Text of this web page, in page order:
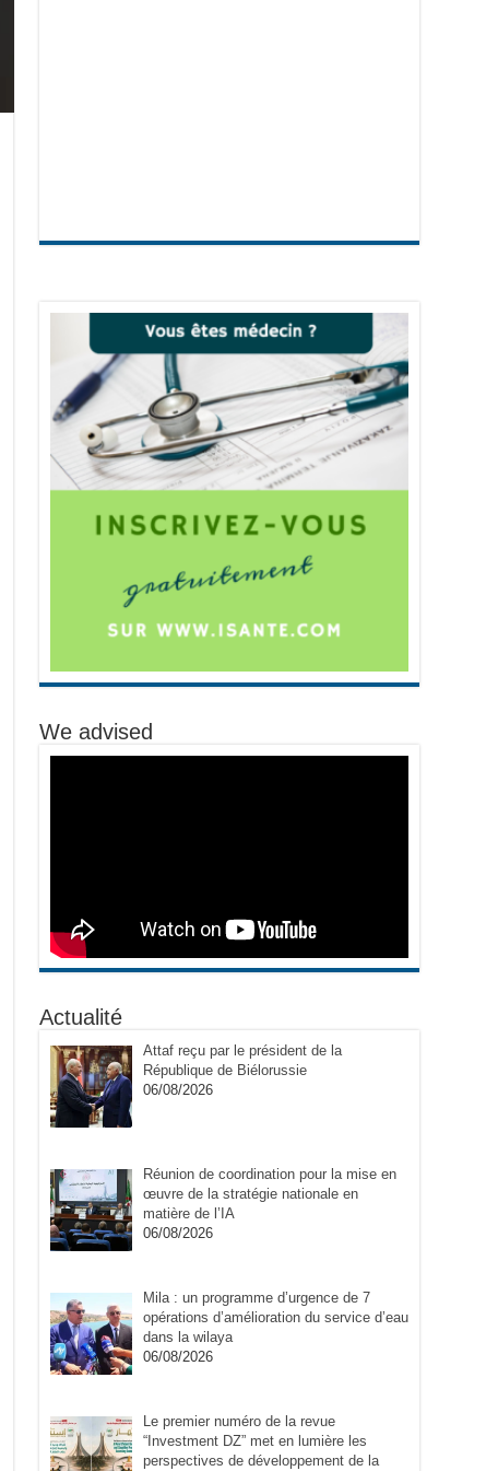
We advised
Actualité
Attaf reçu par le président de la
République de Biélorussie
06/08/2026
Réunion de coordination pour la mise en
œuvre de la stratégie nationale en
matière de l’IA
06/08/2026
Mila : un programme d’urgence de 7
opérations d’amélioration du service d’eau
dans la wilaya
06/08/2026
Le premier numéro de la revue
“Investment DZ” met en lumière les
perspectives de développement de la